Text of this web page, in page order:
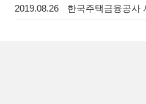
2019.08.26 한국주택금융공사